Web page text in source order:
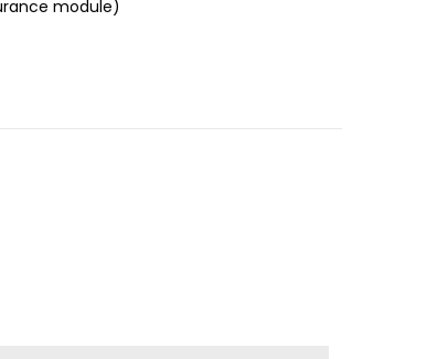
module)